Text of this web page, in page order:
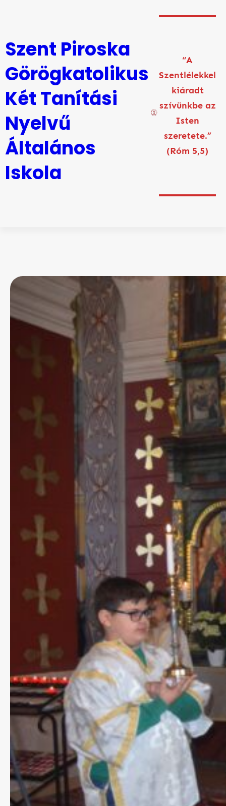
Szent Piroska
Görögkatolikus
Két Tanítási
Nyelvű
Általános
Iskola
“A
Szentlélekkel
kiáradt
szívünkbe az
Isten
szeretete.”
(Róm 5,5)